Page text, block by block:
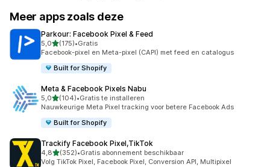
Meer apps zoals deze
Parkour: Facebook Pixel & Feed
5,0van 5 sterren
(175)
175 recensies in totaal
•Gratis
Facebook-pixel en Meta-pixel (CAPI) met feed en catalogus
Built for Shopify
Meta & Facebook Pixels Nabu
5,0van 5 sterren
(104)
104 recensies in totaal
•Gratis te installeren
Nauwkeurige Meta Pixel tracking voor betere Facebook Ads
Built for Shopify
Trackify Facebook Pixel,TikTok
4,8van 5 sterren
(352)
352 recensies in totaal
•Gratis abonnement beschikbaar
Volg TikTok Pixel, Facebook Pixel, Conversion API, Multipixel